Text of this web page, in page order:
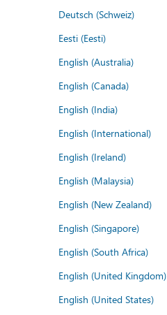
Deutsch (Schweiz)
Eesti (Eesti)
English (Australia)
English (Canada)
English (India)
English (International)
English (Ireland)
English (Malaysia)
English (New Zealand)
English (Singapore)
English (South Africa)
English (United Kingdom)
English (United States)